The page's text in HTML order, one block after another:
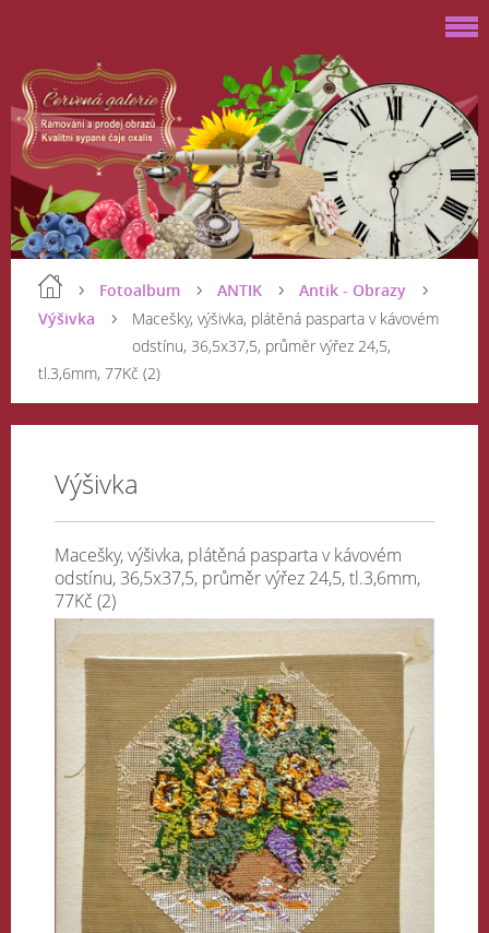
Fotoalbum ANTIK
Antik - Obrazy
Výšivka
Macešky, výšivka, plátěná pasparta v kávovém
odstínu, 36,5x37,5, průměr výřez 24,5,
tl.3,6mm, 77Kč (2)
Výšivka
Macešky, výšivka, plátěná pasparta v kávovém
odstínu, 36,5x37,5, průměr výřez 24,5, tl.3,6mm,
77Kč (2)